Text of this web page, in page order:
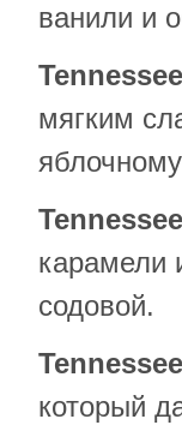
ванили и
Tennessee
мягким
Tennessee
карамели
содовой.
Tennessee
который